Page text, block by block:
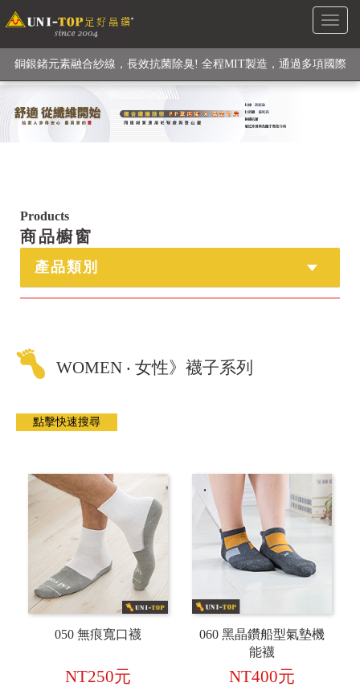
Toggle
級高性能纖維素材), 機能貼身衣物No. 1
銅銀鍺元素融合紗線，長效抗菌除臭! 全程MIT製造，通過多項國際
檢驗
【快來點我】H型銅銀纖維長效PP能量護膝! 支撐. 包覆感. 超透氣.
Products
商品櫥窗
產品類別
WOMEN ‧ 女性》襪子系列
050 無痕寬口襪
NT250元
060 黑晶鑽船型氣墊機
能襪
NT400元